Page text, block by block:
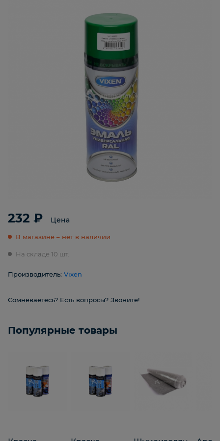
232 ₽ Цена
В магазине – нет в наличии
На складе 10 шт.
Производитель: Vixen
Сомневаетесь? Есть вопросы? Звоните!
Популярные товары